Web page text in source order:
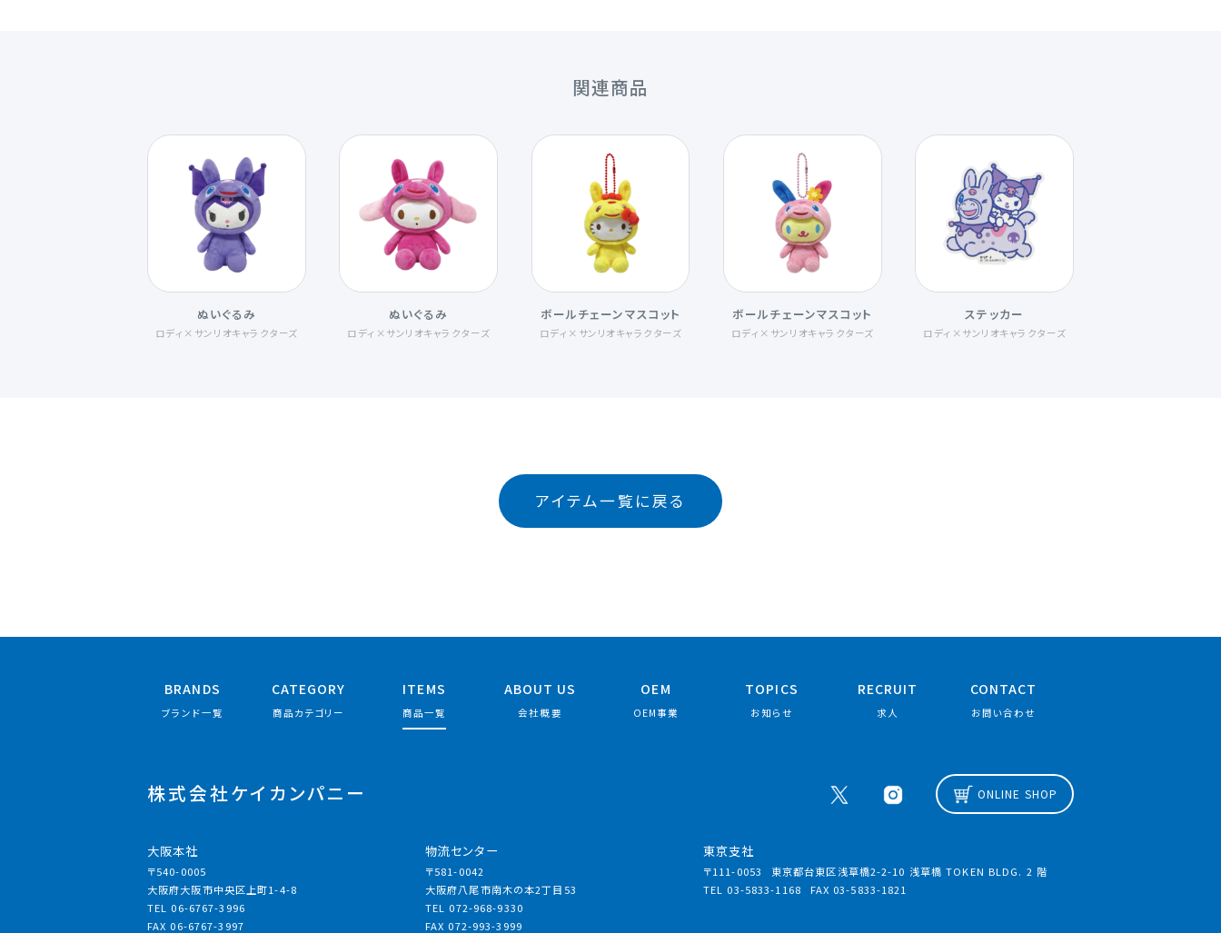
関連商品
ぬいぐるみ
ロディ×サンリオキャラクターズ
ぬいぐるみ
ロディ×サンリオキャラクターズ
ボールチェーンマスコット
ロディ×サンリオキャラクターズ
ボールチェーンマスコット
ロディ×サンリオキャラクターズ
ステッカー
ロディ×サンリオキャラクターズ
アイテム一覧に戻る
BRANDS
ブランド一覧
CATEGORY
商品カテゴリー
ITEMS
商品一覧
ABOUT US
会社概要
OEM
OEM事業
TOPICS
お知らせ
RECRUIT
求人
CONTACT
お問い合わせ
株式会社ケイカンパニー ONLINE SHOP
大阪本社
〒540-0005
大阪府大阪市中央区上町1-4-8
TEL 06-6767-3996
FAX 06-6767-3997
物流センター
〒581-0042
大阪府八尾市南木の本2丁目53
TEL 072-968-9330
FAX 072-993-3999
東京支社
〒111-0053
東京都台東区浅草橋2-2-10 浅草橋 TOKEN BLDG. 2 階
TEL 03-5833-1168
FAX 03-5833-1821